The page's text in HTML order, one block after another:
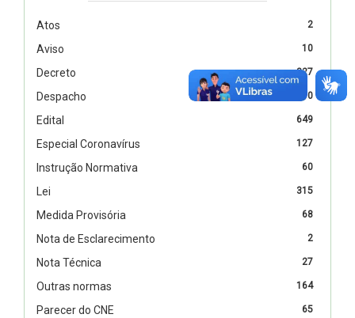
2
Atos
10
Aviso
327
Decreto
110
Despacho
649
Edital
127
Especial Coronavírus
60
Instrução Normativa
315
Lei
68
Medida Provisória
2
Nota de Esclarecimento
27
Nota Técnica
164
Outras normas
65
Parecer do CNE